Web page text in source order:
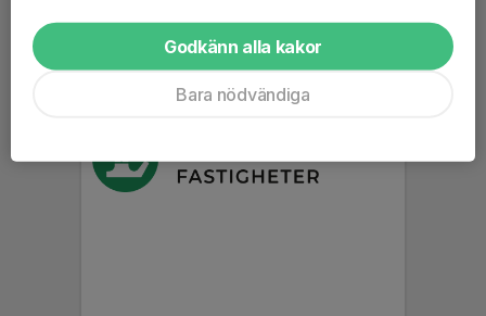
Godkänn alla kakor
Bara nödvändiga